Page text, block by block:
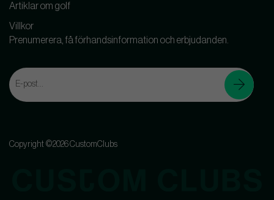
Artiklar om golf
Villkor
Prenumerera, få förhandsinformation och erbjudanden.
Copyright ©2026 CustomClubs